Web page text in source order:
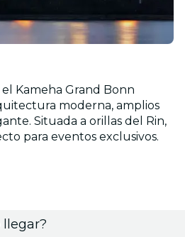
Kameha Grand Bonn
moderna, amplios
Situada a orillas del Rin,
para eventos exclusivos.
llegar?